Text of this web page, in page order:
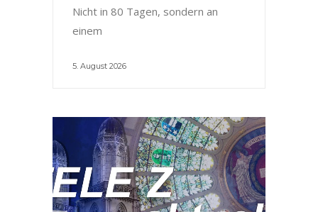
Nicht in 80 Tagen, sondern an
einem
5. August 2026